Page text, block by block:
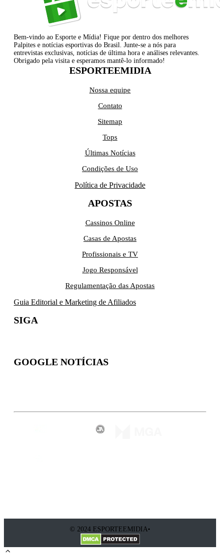
Bem-vindo ao Esporte e Mídia! Fique por dentro dos melhores
Palpites e notícias esportivas do Brasil. Junte-se a nós para
entrevistas exclusivas, notícias de última hora e análises relevantes.
Obrigado pela visita e esperamos mantê-lo informado!
ESPORTEEMIDIA
Nossa equipe
Contato
Sitemap
Tops
Últimas Notícias
Condições de Uso
Política de Privacidade
APOSTAS
Cassinos Online
Casas de Apostas
Profissionais e TV
Jogo Responsável
Regulamentação das Apostas
Guia Editorial e Marketing de Afiliados
SIGA
GOOGLE NOTÍCIAS
© 2024 ESPORTEEMIDIA•